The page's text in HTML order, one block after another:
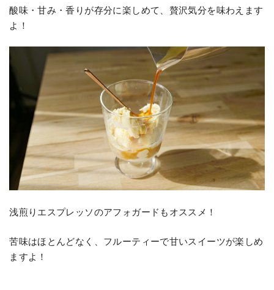
酸味・甘み・香りが存分に楽しめて、贅沢気分を味わえます
よ！
浅煎りエスプレッソのアフォガードもオススメ！
苦味はほとんどなく、フルーティーで甘いスイーツが楽しめ
ますよ！